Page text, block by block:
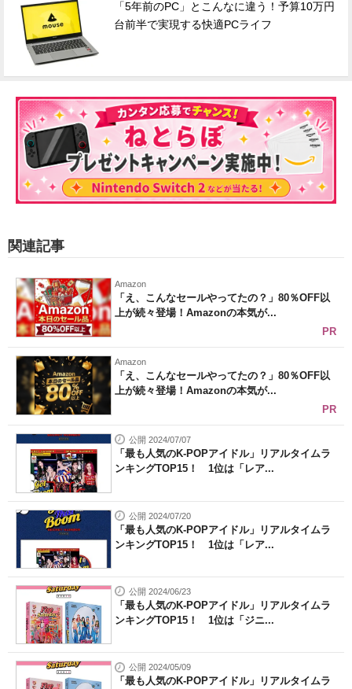
「5年前のPC」とこんなに違う！予算10万円
台前半で実現する快適PCライフ
関連記事
Amazon
「え、こんなセールやってたの？」80％OFF以
上が続々登場！Amazonの本気が...
PR
Amazon
「え、こんなセールやってたの？」80％OFF以
上が続々登場！Amazonの本気が...
PR
公開 2024/07/07
「最も人気のK-POPアイドル」リアルタイムラ
ンキングTOP15！ 1位は「レア...
公開 2024/07/20
「最も人気のK-POPアイドル」リアルタイムラ
ンキングTOP15！ 1位は「レア...
公開 2024/06/23
「最も人気のK-POPアイドル」リアルタイムラ
ンキングTOP15！ 1位は「ジニ...
公開 2024/05/09
「最も人気のK-POPアイドル」リアルタイムラ